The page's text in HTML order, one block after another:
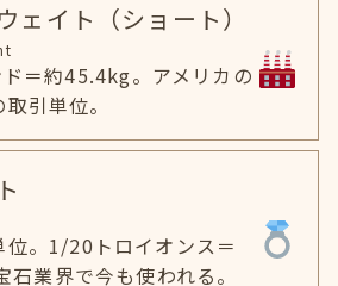
ェイト（ショート）
＝約45.4kg。アメリカの
引単位。
位。1/20トロイオンス＝
業界で今も使われる。